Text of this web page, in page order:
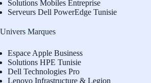
Solutions Mobiles Entreprise
Serveurs Dell PowerEdge Tunisie
Univers Marques
Espace Apple Business
Solutions HPE Tunisie
Dell Technologies Pro
Lenovo Infrastructure & Legion